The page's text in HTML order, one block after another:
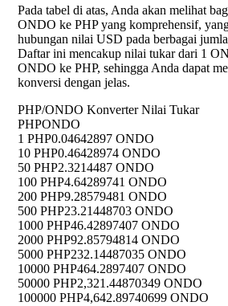
Pada tabel di atas, Anda akan melihat
ONDO ke PHP yang komprehensif,
hubungan nilai USD pada berbagai
Daftar ini mencakup nilai tukar dari 1
ONDO ke PHP, sehingga Anda dapat
konversi dengan jelas.
PHP/ONDO Konverter Nilai Tukar
PHPONDO
1 PHP0.04642897 ONDO
10 PHP0.46428974 ONDO
50 PHP2.3214487 ONDO
100 PHP4.64289741 ONDO
200 PHP9.28579481 ONDO
500 PHP23.21448703 ONDO
1000 PHP46.42897407 ONDO
2000 PHP92.85794814 ONDO
5000 PHP232.14487035 ONDO
10000 PHP464.2897407 ONDO
50000 PHP2,321.44870349 ONDO
100000 PHP4,642.89740699 ONDO